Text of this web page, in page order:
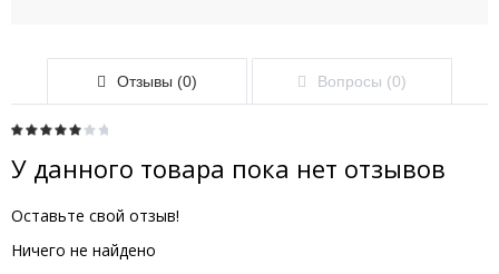
Отзывы (0) Вопросы (0)
У данного товара пока нет отзывов
Оставьте свой отзыв!
Ничего не найдено